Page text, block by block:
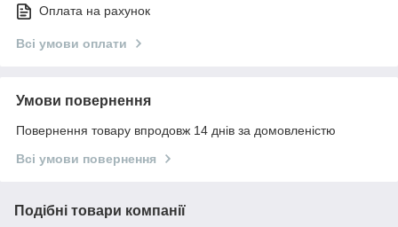
Оплата на рахунок
Всі умови оплати
Умови повернення
Повернення товару впродовж 14 днів за домовленістю
Всі умови повернення
Подібні товари компанії